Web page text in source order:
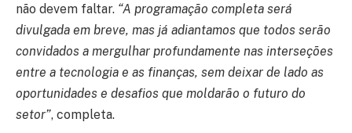
não devem faltar. “A programação completa será
divulgada em breve, mas já adiantamos que todos serão
convidados a mergulhar profundamente nas interseções
entre a tecnologia e as finanças, sem deixar de lado as
oportunidades e desafios que moldarão o futuro do
setor”, completa.